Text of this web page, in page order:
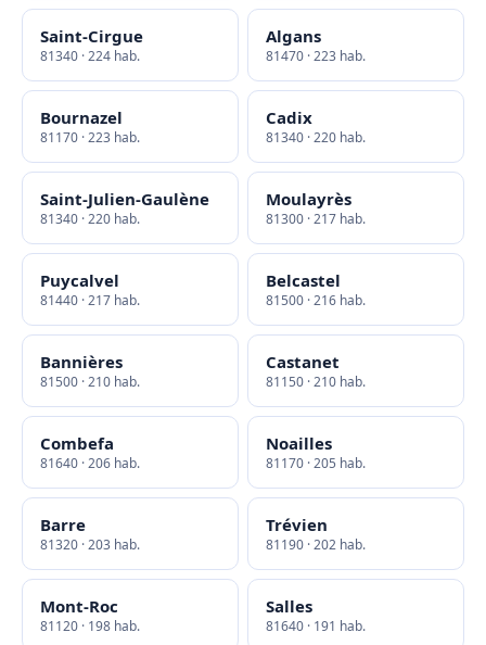
Saint-Cirgue
81340 · 224 hab.
Algans
81470 · 223 hab.
Bournazel
81170 · 223 hab.
Cadix
81340 · 220 hab.
Saint-Julien-Gaulène
81340 · 220 hab.
Moulayrès
81300 · 217 hab.
Puycalvel
81440 · 217 hab.
Belcastel
81500 · 216 hab.
Bannières
81500 · 210 hab.
Castanet
81150 · 210 hab.
Combefa
81640 · 206 hab.
Noailles
81170 · 205 hab.
Barre
81320 · 203 hab.
Trévien
81190 · 202 hab.
Mont-Roc
81120 · 198 hab.
Salles
81640 · 191 hab.